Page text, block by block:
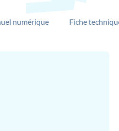
numérique Fiche